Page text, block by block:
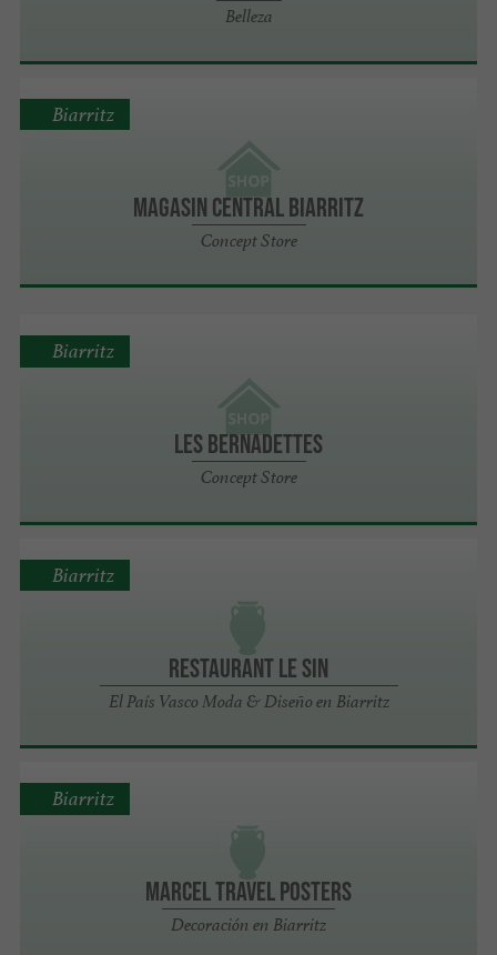
Belleza
Magasin Central Biarritz
Concept Store
Biarritz
Les Bernadettes
Concept Store
Biarritz
Restaurant Le Sin
El País Vasco Moda & Diseño en Biarritz
Biarritz
Marcel Travel Posters
Decoración en Biarritz
Biarritz